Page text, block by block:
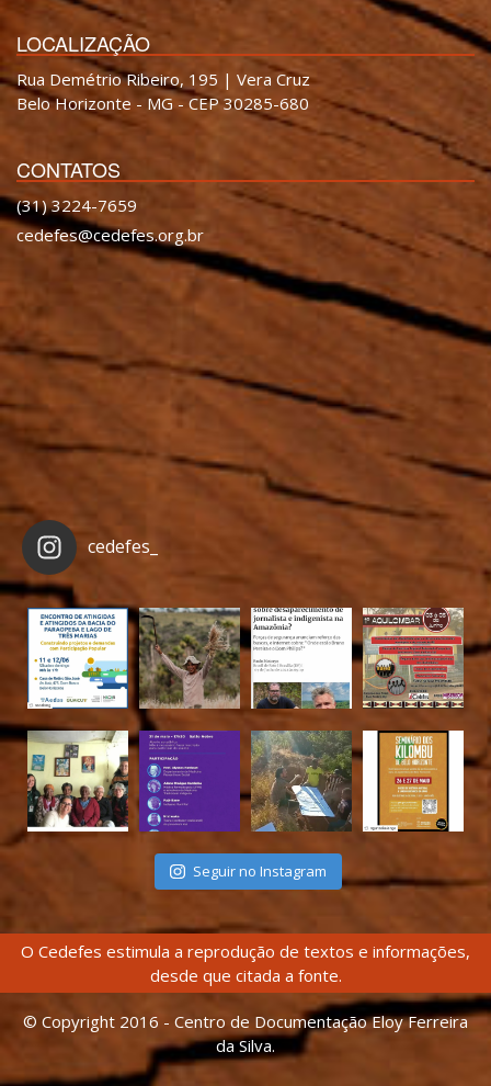
LOCALIZAÇÃO
Rua Demétrio Ribeiro, 195 | Vera Cruz
Belo Horizonte - MG - CEP 30285-680
CONTATOS
(31) 3224-7659
cedefes@cedefes.org.br
cedefes_
Seguir no Instagram
O Cedefes estimula a reprodução de textos e informações,
desde que citada a fonte.
© Copyright 2016 - Centro de Documentação Eloy Ferreira
da Silva.